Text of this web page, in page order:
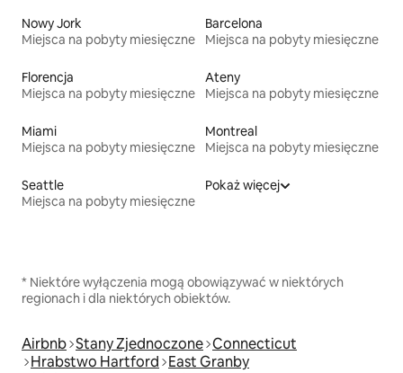
Nowy Jork
Miejsca na pobyty miesięczne
Barcelona
Miejsca na pobyty miesięczne
Florencja
Miejsca na pobyty miesięczne
Ateny
Miejsca na pobyty miesięczne
Miami
Miejsca na pobyty miesięczne
Montreal
Miejsca na pobyty miesięczne
Seattle
Miejsca na pobyty miesięczne
Pokaż więcej
* Niektóre wyłączenia mogą obowiązywać w niektórych
regionach i dla niektórych obiektów.
Airbnb Stany Zjednoczone Connecticut
Hrabstwo Hartford East Granby